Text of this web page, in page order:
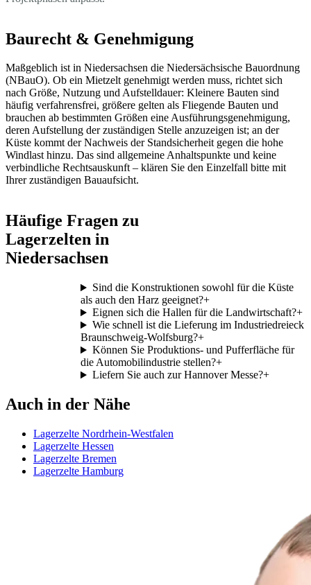
Baurecht & Genehmigung
Maßgeblich ist in Niedersachsen die Niedersächsische Bauordnung
(NBauO). Ob ein Mietzelt genehmigt werden muss, richtet sich
nach Größe, Nutzung und Aufstelldauer: Kleinere Bauten sind
häufig verfahrensfrei, größere gelten als Fliegende Bauten und
brauchen ab bestimmten Größen eine Ausführungsgenehmigung,
deren Aufstellung der zuständigen Stelle anzuzeigen ist; an der
Küste kommt der Nachweis der Standsicherheit gegen die hohe
Windlast hinzu. Das sind allgemeine Anhaltspunkte und keine
verbindliche Rechtsauskunft – klären Sie den Einzelfall bitte mit
Ihrer zuständigen Bauaufsicht.
Häufige Fragen zu
Lagerzelten in
Niedersachsen
Sind die Konstruktionen sowohl für die Küste
als auch den Harz geeignet?+
Eignen sich die Hallen für die Landwirtschaft?+
Wie schnell ist die Lieferung im Industriedreieck
Braunschweig-Wolfsburg?+
Können Sie Produktions- und Pufferfläche für
die Automobilindustrie stellen?+
Liefern Sie auch zur Hannover Messe?+
Auch in der Nähe
Lagerzelte Nordrhein-Westfalen
Lagerzelte Hessen
Lagerzelte Bremen
Lagerzelte Hamburg